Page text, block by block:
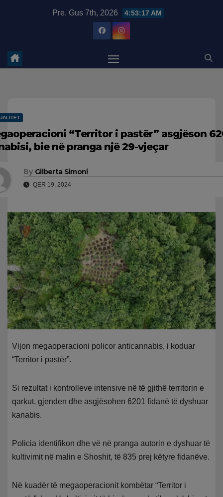
Pre. Gus 7th, 2026 4:53:18 AM
“Territor i pastër” asgjëson
bie në pranga një 29-vjeçar
By Gilberta Simoni
QER 19, 2024
Vijon megaoperacioni policor anticannabis, i koduar
“Territor i pastër”.
Si rezultat i kontrolleve intensive në të gjithë territorin e
qarkut, gjenden dhe asgjësohen 6201 fidanë të dyshuar
kanabis.
Policia identifikon dhe vë në pranga autorin e dyshuar të
kultivimit në malin e Shoshit, të 835 prej këtyre fidanëve.
Në kuadër të megaoperacionit kombëtar “Territor i